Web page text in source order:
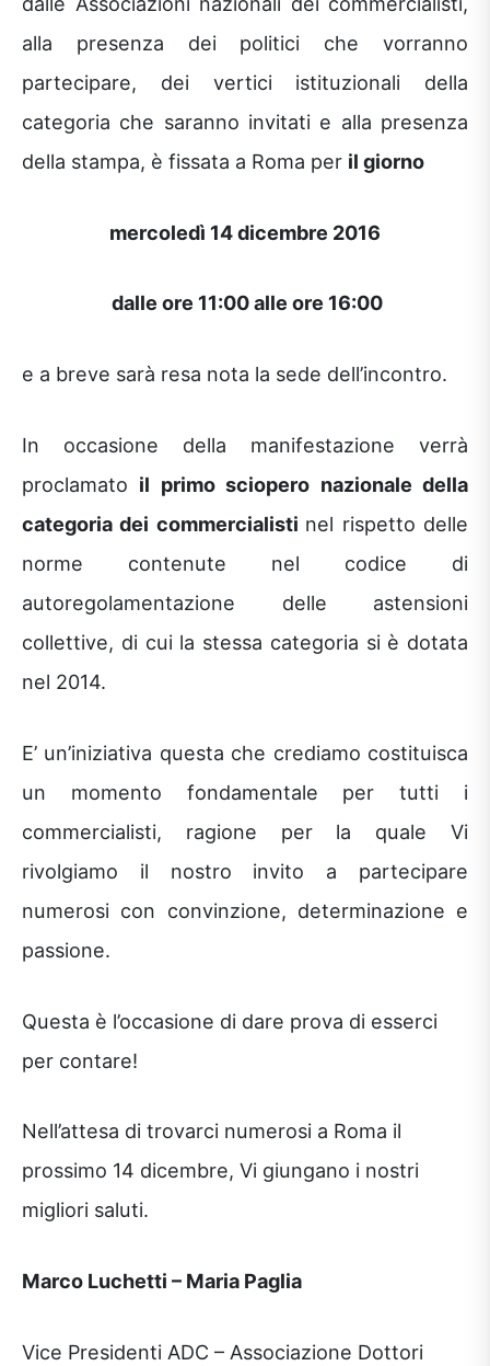
alla presenza dei politici che vorranno
partecipare, dei vertici istituzionali della
categoria che saranno invitati e alla presenza
della stampa, è fissata a Roma per il giorno
mercoledì 14 dicembre 2016
dalle ore 11:00 alle ore 16:00
e a breve sarà resa nota la sede dell’incontro.
In occasione della manifestazione verrà
proclamato il primo sciopero nazionale della
categoria dei commercialisti nel rispetto delle
norme contenute nel codice di
autoregolamentazione delle astensioni
collettive, di cui la stessa categoria si è dotata
nel 2014.
E’ un’iniziativa questa che crediamo costituisca
un momento fondamentale per tutti i
commercialisti, ragione per la quale Vi
rivolgiamo il nostro invito a partecipare
numerosi con convinzione, determinazione e
passione.
Questa è l’occasione di dare prova di esserci
per contare!
Nell’attesa di trovarci numerosi a Roma il
prossimo 14 dicembre, Vi giungano i nostri
migliori saluti.
Marco Luchetti – Maria Paglia
Vice Presidenti ADC – Associazione Dottori